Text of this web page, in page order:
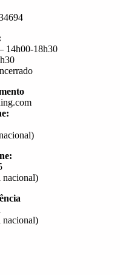
14h00-18h30
nacional)
nacional)